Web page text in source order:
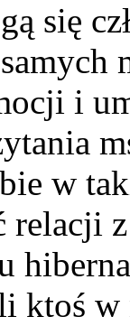
się
i
w
relacji
ktoś w